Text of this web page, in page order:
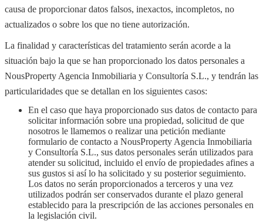
causa de proporcionar datos falsos, inexactos, incompletos, no
actualizados o sobre los que no tiene autorización.
La finalidad y características del tratamiento serán acorde a la
situación bajo la que se han proporcionado los datos personales a
NousProperty Agencia Inmobiliaria y Consultoría S.L., y tendrán las
particularidades que se detallan en los siguientes casos:
En el caso que haya proporcionado sus datos de contacto para
solicitar información sobre una propiedad, solicitud de que
nosotros le llamemos o realizar una petición mediante
formulario de contacto a NousProperty Agencia Inmobiliaria
y Consultoría S.L., sus datos personales serán utilizados para
atender su solicitud, incluido el envío de propiedades afines a
sus gustos si así lo ha solicitado y su posterior seguimiento.
Los datos no serán proporcionados a terceros y una vez
utilizados podrán ser conservados durante el plazo general
establecido para la prescripción de las acciones personales en
la legislación civil.